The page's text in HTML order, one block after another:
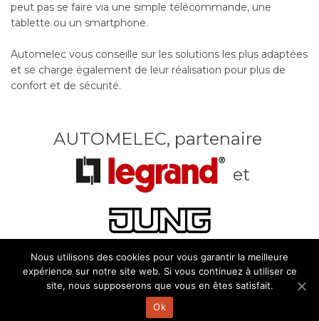
peut pas se faire via une simple télécommande, une
tablette ou un smartphone.
Automelec vous conseille sur les solutions les plus adaptées
et se charge également de leur réalisation pour plus de
confort et de sécurité.
AUTOMELEC, partenaire
et
Nous utilisons des cookies pour vous garantir la meilleure
expérience sur notre site web. Si vous continuez à utiliser ce
site, nous supposerons que vous en êtes satisfait.
Ok
Mentions légales